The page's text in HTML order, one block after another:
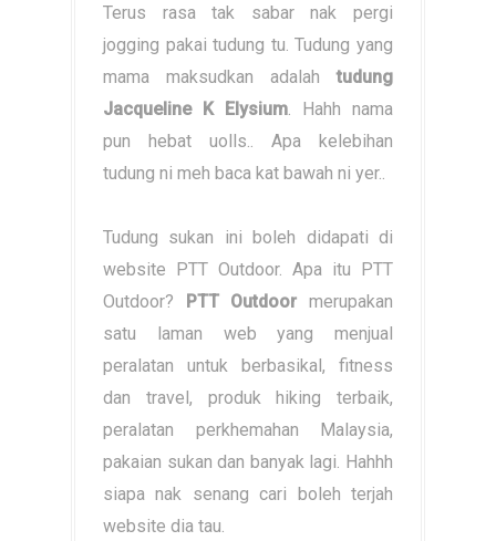
Terus rasa tak sabar nak pergi
jogging pakai tudung tu. Tudung yang
mama maksudkan adalahtudung
Jacqueline K Elysium . Hahh nama
pun hebat uolls.. Apa kelebihan
tudung ni meh baca kat bawah ni yer..
Tudung sukan ini boleh didapati di
website PTT Outdoor. Apa itu PTT
Outdoor? PTT Outdoormerupakan
satu laman web yang menjual
peralatan untuk berbasikal, fitness
dan travel, produk hiking terbaik,
peralatan perkhemahan Malaysia,
pakaian sukan dan banyak lagi. Hahhh
siapa nak senang cari boleh terjah
website dia tau.